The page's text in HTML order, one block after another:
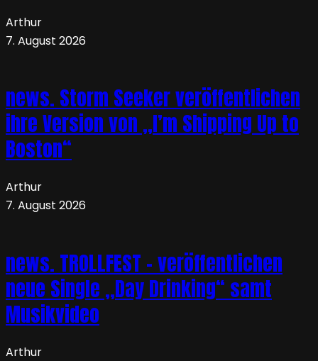
Arthur
7. August 2026
news. Storm Seeker veröffentlichen
ihre Version von „I’m Shipping Up to
Boston“
Arthur
7. August 2026
news. TROLLFEST – veröffentlichen
neue Single „Day Drinking“ samt
Musikvideo
Arthur